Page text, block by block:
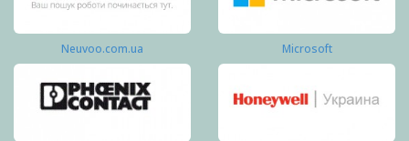
Neuvoo.com.ua Microsoft